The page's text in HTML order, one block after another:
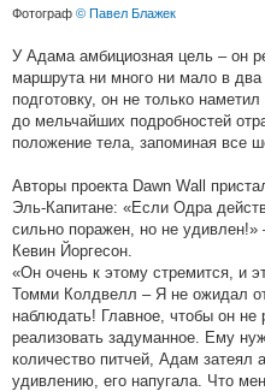
Фотограф © Павел Блажек
У Адама амбициозная цель – он
маршрута ни много ни мало в
подготовку, он не только
до мельчайших подробностей
положение тела, запоминая все
Авторы проекта Dawn Wall
Эль-Капитане: «Если Одра
сильно поражен, но не
Кевин Йоргесон.
«Он очень к этому стремится, и
Томми Колдвелл – Я не ожидал
наблюдать! Главное, чтобы он
реализовать задуманное. Ему
количество питчей, Адам затеял
удивлению, его напугала. Что